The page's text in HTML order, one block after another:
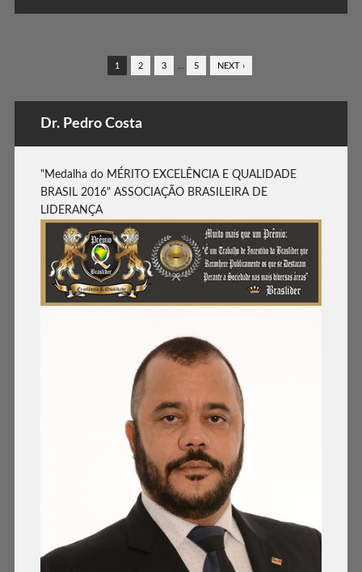
1 2 3 5 NEXT ›
Dr. Pedro Costa
"Medalha do MÉRITO EXCELÊNCIA E QUALIDADE
BRASIL 2016" ASSOCIAÇÃO BRASILEIRA DE
LIDERANÇA